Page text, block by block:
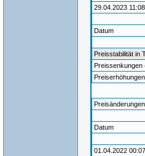
29.04.2023
Datum
Preisstabilität in
Preissenkungen
Datum
01.04.2022